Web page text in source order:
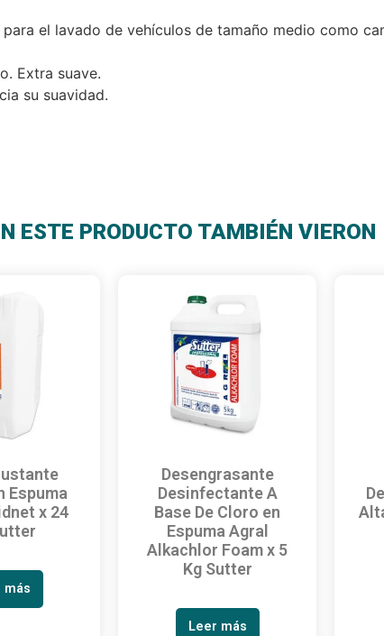
el lavado de vehículos de tamaño medio como
Extra suave.
su suavidad.
ESTE PRODUCTO TAMBIÉN VIERON
Espuma
x 24
más
Desengrasante
Desinfectante A
Base De Cloro en
Espuma Agral
Alkachlor Foam x 5
Kg Sutter
Leer más